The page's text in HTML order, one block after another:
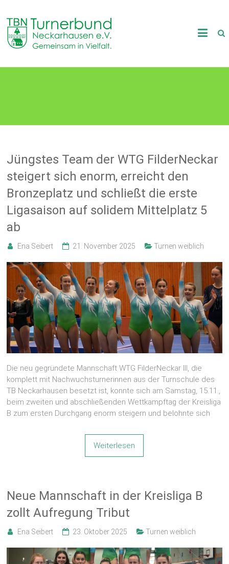
content
TB
Neckarhausen
in
Jüngstes Team der WTG FilderNeckar
steigert sich enorm, erreicht den
Bronzeplatz und schließt die erste
Ligasaison auf solidem Mittelplatz 5
ab
Ena Seibert 21. November 2025 Turnen weiblich
Die neu gegründete Mannschaft WTG FilderNeckar III, die
komplett mit Nachwuchsturnerinnen aus der Turnschule des
TB Neckarhausen besetzt ist, konnte sich am Samstag, 15.11.,
beim zweiten und abschließenden Wettkampftag der Kreisliga
B zum ersten Durchgang enorm steigern und belohnte sich
Weiterlesen
Neue Mannschaft in der Kreisliga B
zollt Aufregung Tribut
Ena Seibert 23. Oktober 2025 Turnen weiblich